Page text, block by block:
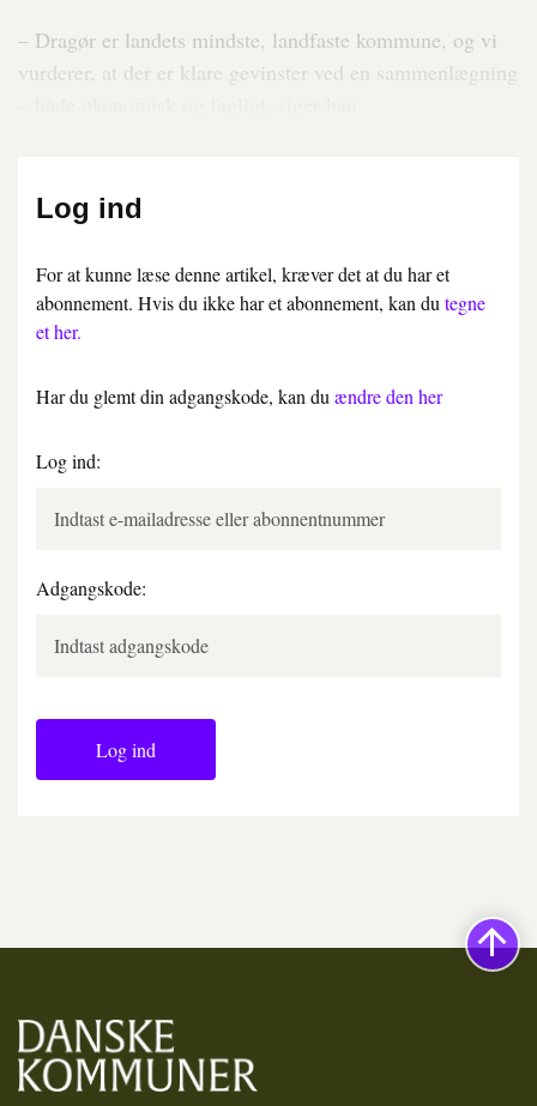
– Dragør er landets mindste, landfaste kommune, og vi
vurderer, at der er klare gevinster ved en sammenlægning
Log ind
For at kunne læse denne artikel, kræver det at du har et
abonnement. Hvis du ikke har et abonnement, kan du tegne
et her.
Har du glemt din adgangskode, kan du ændre den her
Log ind:
Adgangskode:
Log ind